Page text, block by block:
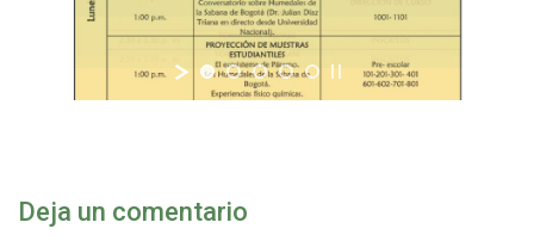
Deja un comentario